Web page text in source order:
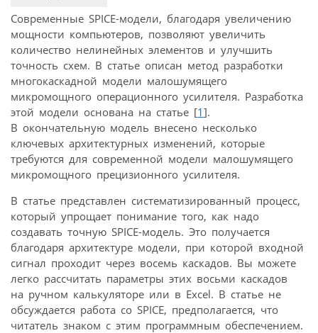
Современные SPICE-модели, благодаря увеличению
мощности компьютеров, позволяют увеличить
количество нелинейных элементов и улучшить
точность схем. В статье описан метод разработки
многокаскадной модели малошумящего
микромощного операционного усилителя. Разработка
этой модели основана на статье [1].
В окончательную модель внесено несколько
ключевых архитектурных изменений, которые
требуются для современной модели малошумящего
микромощного прецизионного усилителя.
В статье представлен систематизированный процесс,
который упрощает понимание того, как надо
создавать точную SPICE-модель. Это получается
благодаря архитектуре модели, при которой входной
сигнал проходит через восемь каскадов. Вы можете
легко рассчитать параметры этих восьми каскадов
на ручном калькуляторе или в Excel. В статье не
обсуждается работа со SPICE, предполагается, что
читатель знаком с этим программным обеспечением.